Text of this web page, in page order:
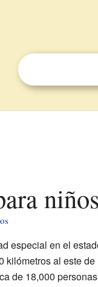
niños
especial en el
kilómetros al este de
de 18,000